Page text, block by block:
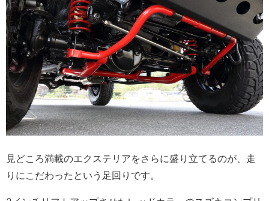
見どころ満載のエクステリアをさらに盛り立てるのが、走
りにこだわったという足回りです。